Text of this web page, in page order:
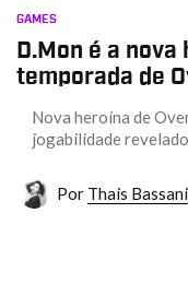
GAMES
D.Mon é a
temporada de
Nova heroína de
jogabilidade
Por Thais Bassani